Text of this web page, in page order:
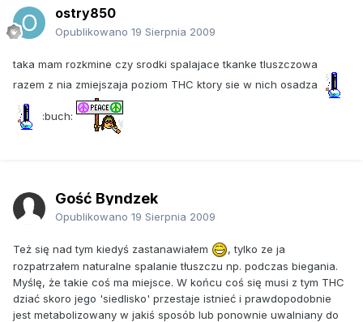
ostry850
Opublikowano 19 Sierpnia 2009
taka mam rozkmine czy srodki spalajace tkanke tluszczowa
razem z nia zmiejszaja poziom THC ktory sie w nich osadza
:buch:
Gość Byndzek
Opublikowano 19 Sierpnia 2009
Też się nad tym kiedyś zastanawiałem
, tylko ze ja
rozpatrzałem naturalne spalanie tłuszczu np. podczas biegania.
Myślę, że takie coś ma miejsce. W końcu coś się musi z tym THC
dziać skoro jego 'siedlisko' przestaje istnieć i prawdopodobnie
jest metabolizowany w jakiś sposób lub ponownie uwalniany do